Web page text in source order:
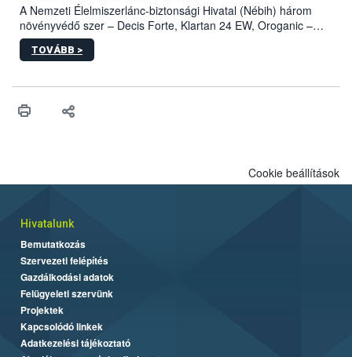
A Nemzeti Élelmiszerlánc-biztonsági Hivatal (Nébih) három
növényvédő szer – Decis Forte, Klartan 24 EW, Oroganic –
engedélyokiratát módosította, így azok a szüretet követően,
egészen a vesszőérettség (BBCH 91) stádiumáig
érésű szőlőkben is legyen lehetőség a károsító elleni további
felhasználók számára is elérhető és ökológiai termesztésben is
TOVÁBB >
Cookie beállítások
Hivatalunk
Bemutatkozás
Szervezeti felépítés
Gazdálkodási adatok
Felügyeleti szervünk
Projektek
Kapcsolódó linkek
Adatkezelési tájékoztató